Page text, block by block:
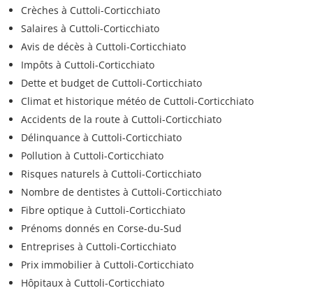
Crèches à Cuttoli-Corticchiato
Salaires à Cuttoli-Corticchiato
Avis de décès à Cuttoli-Corticchiato
Impôts à Cuttoli-Corticchiato
Dette et budget de Cuttoli-Corticchiato
Climat et historique météo de Cuttoli-Corticchiato
Accidents de la route à Cuttoli-Corticchiato
Délinquance à Cuttoli-Corticchiato
Pollution à Cuttoli-Corticchiato
Risques naturels à Cuttoli-Corticchiato
Nombre de dentistes à Cuttoli-Corticchiato
Fibre optique à Cuttoli-Corticchiato
Prénoms donnés en Corse-du-Sud
Entreprises à Cuttoli-Corticchiato
Prix immobilier à Cuttoli-Corticchiato
Hôpitaux à Cuttoli-Corticchiato